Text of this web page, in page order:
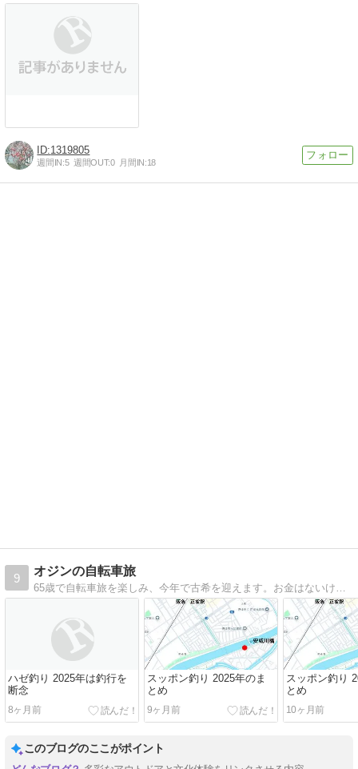
1319805
週間IN:5 週間OUT:0 月間IN:18
9
オジンの自転車旅
ハゼ釣り 2025年は釣行を
断念
8ヶ月前
スッポン釣り 2025年のま
とめ
9ヶ月前
スッポン釣り
とめ
10ヶ月前
このブログのここがポイント